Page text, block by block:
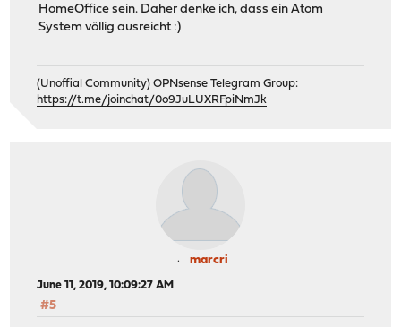
HomeOffice sein. Daher denke ich, dass ein Atom
System völlig ausreicht :)
(Unoffial Community) OPNsense Telegram Group:
https://t.me/joinchat/0o9JuLUXRFpiNmJk
marcri
June 11, 2019, 10:09:27 AM
#5